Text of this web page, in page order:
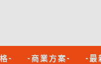
- -商業方案- -最